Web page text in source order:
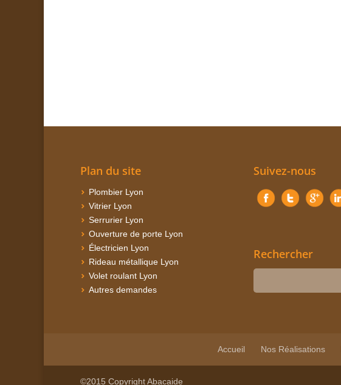
Plan du site
Plombier Lyon
Vitrier Lyon
Serrurier Lyon
Ouverture de porte Lyon
Électricien Lyon
Rideau métallique Lyon
Volet roulant Lyon
Autres demandes
Suivez-nous
Rechercher
Accueil Nos Réalisations
©2015 Copyright Abacaide